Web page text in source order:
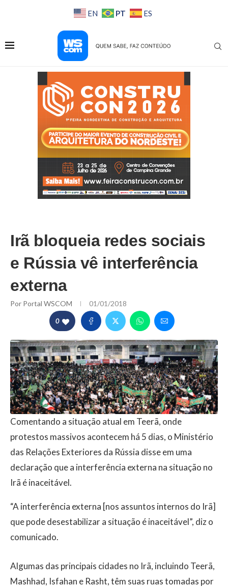
EN PT ES
Irã bloqueia redes sociais
e Rússia vê interferência
externa
Por Portal WSCOM 01/01/2018
0
Comentando a situação atual em Teerã, onde
protestos massivos acontecem há 5 dias, o Ministério
das Relações Exteriores da Rússia disse em uma
declaração que a interferência externa na situação no
Irã é inaceitável.
“A interferência externa [nos assuntos internos do Irã]
que pode desestabilizar a situação é inaceitável”, diz o
comunicado.
Algumas das principais cidades no Irã, incluindo Teerã,
Mashhad, Isfahan e Rasht, têm suas ruas tomadas por